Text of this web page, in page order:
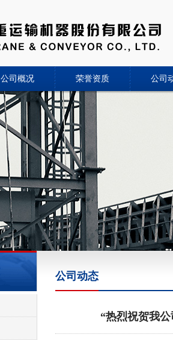
公司概况 荣誉资质 公司
公司动态
“热烈祝贺我